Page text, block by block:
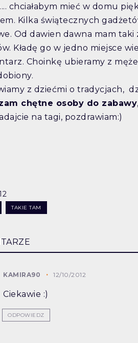
chciałabym mieć w domu
Kilka świątecznych
Od dawien dawna mam
Kładę go w jedno miejsce
Choinkę ubieramy z
z dziećmi o tradycjach,
chętne osoby do zabawy
na tagi, pozdrawiam:)
TAKIE TAM
KAMIRA90 12/10/2012
Ciekawie :)
ODPOWIEDZ